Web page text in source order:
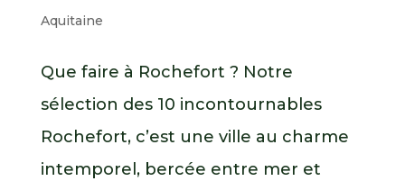
Aquitaine
Que faire à Rochefort ? Notre
sélection des 10 incontournables
Rochefort, c’est une ville au charme
intemporel, bercée entre mer et